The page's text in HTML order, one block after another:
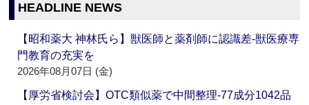
HEADLINE NEWS
【昭和薬大 神林氏ら】獣医師と薬剤師に認識差‐獣医療専
門教育の充実を
2026年08月07日 (金)
【厚労省検討会】OTC類似薬で中間整理‐77成分1042品